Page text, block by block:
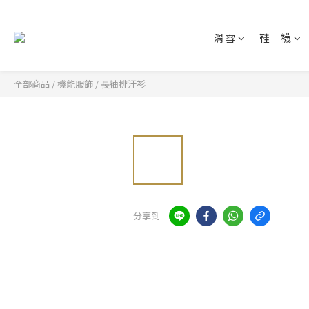
滑雪 鞋│襪
全部商品 /機能服飾 / 長袖排汗衫
分享到